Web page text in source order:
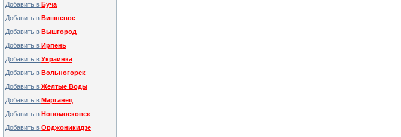
Добавить в Буча
Добавить в Вишневое
Добавить в Вышгород
Добавить в Ирпень
Добавить в Украинка
Добавить в Вольногорск
Добавить в Желтые Воды
Добавить в Марганец
Добавить в Новомосковск
Добавить в Орджоникидзе